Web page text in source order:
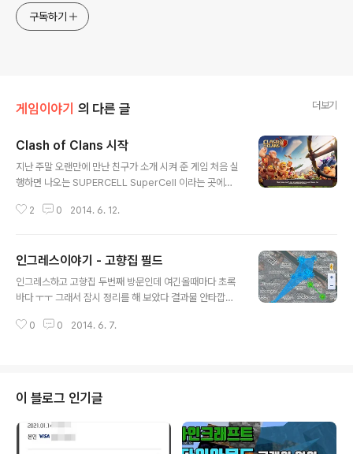
구독하기
게임이야기 의 다른 글 더보기
Clash of Clans 시작
지난 주말 오랜만에 만난 친구가 소개 시켜 준 게임 처음 실
행하면 나오는 SUPERCELL SuperCell 이라는 곳에서
꾸미기 게임 + 워크레프트 같은 전략 시뮬레이션 게임 이
말 대단하다. 빨리 레벨업을 해서 좀 더 날뛰고 싶은데 시간
이 정말 안가는 구나.
2 0 2014. 6. 12.
인그레스이야기 - 고향집 필드
인그레스하고 고향집 두번째 방문인데 여긴올때마다 초록
바다 ㅜㅜ 그래서 잠시 정리를 해 보았다 결과물 안타깝게
경험치 현황 랭킹현황
0 0 2014. 6. 7.
이 블로그 인기글